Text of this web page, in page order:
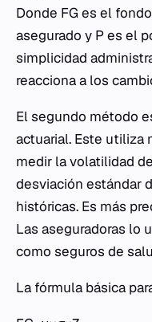
Donde FG es el
asegurado y Pes el
simplicidad
reacciona a los
El segundo método
actuarial. Este utiliza
medir la volatilidad
desviación estándar
históricas. Es más
Las aseguradoras lo
como seguros de
La fórmula básica